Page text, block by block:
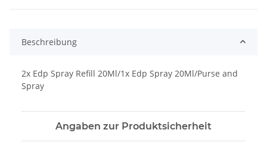
Beschreibung
2x Edp Spray Refill 20Ml/1x Edp Spray 20Ml/Purse and
Spray
Angaben zur Produktsicherheit